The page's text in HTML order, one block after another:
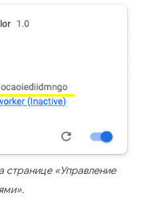
«Управление